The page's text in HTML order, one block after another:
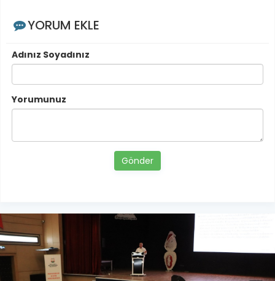
YORUM EKLE
Adınız Soyadınız
Yorumunuz
Gönder